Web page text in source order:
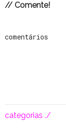
// Comente!
comentários
categorias ./